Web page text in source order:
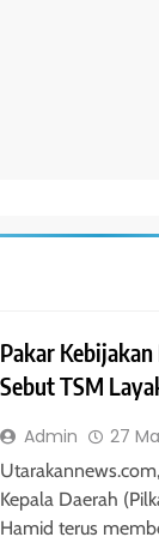
Pakar
Sebut TSM
Admin 27
Kepala Daerah
Hamid terus